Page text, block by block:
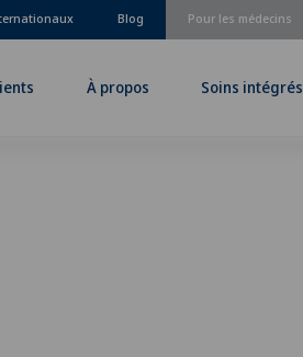
Pour les médecins
Blog
À propos Soins intégrés